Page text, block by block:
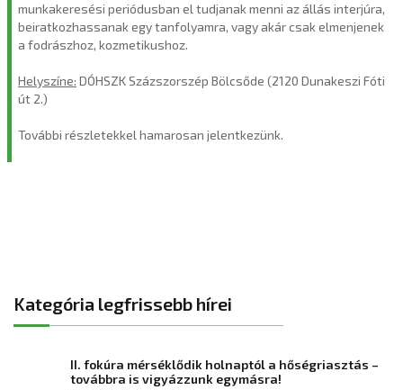
munkakeresési periódusban el tudjanak menni az állás interjúra,
beiratkozhassanak egy tanfolyamra, vagy akár csak elmenjenek
a fodrászhoz, kozmetikushoz.
Helyszíne: DÓHSZK Százszorszép Bölcsőde (2120 Dunakeszi Fóti
út 2.)
További részletekkel hamarosan jelentkezünk.
Kategória legfrissebb hírei
II. fokúra mérséklődik holnaptól a hőségriasztás –
továbbra is vigyázzunk egymásra!